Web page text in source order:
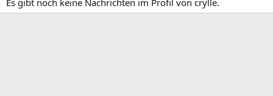
Es gibt noch keine Nachrichten im Profil von crylle.